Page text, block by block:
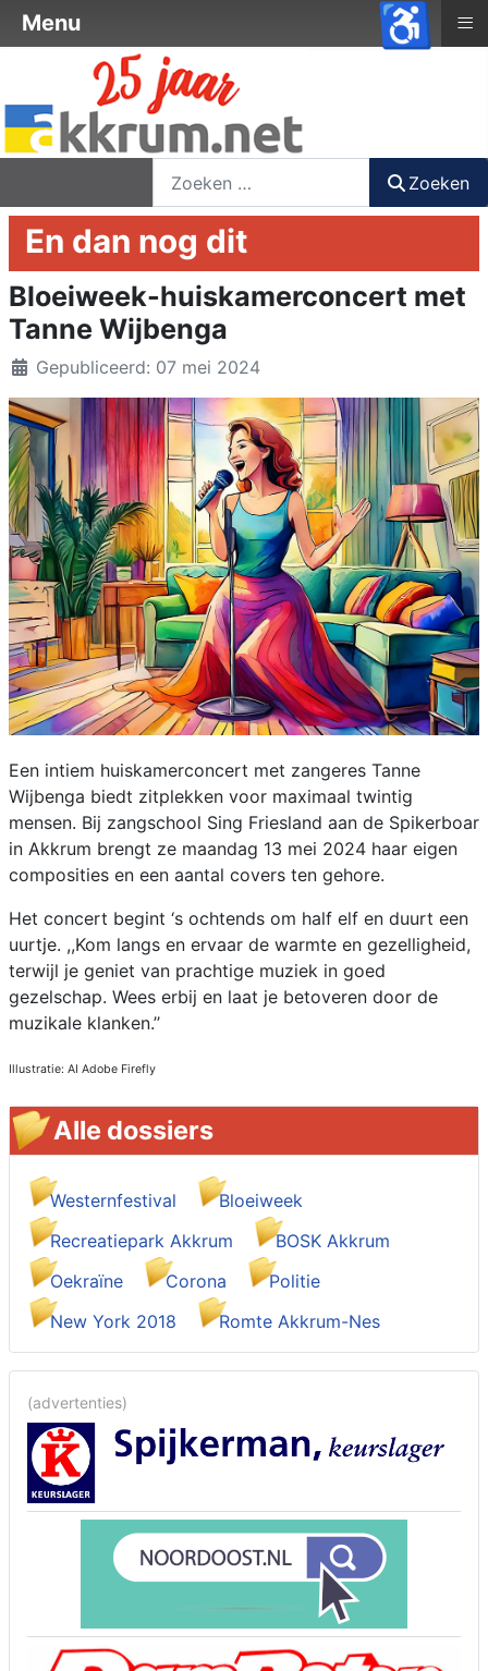
Zoeken
En dan nog dit
Bloeiweek-huiskamerconcert met
Tanne Wijbenga
DetailsGepubliceerd: 07 mei 2024
Een intiem huiskamerconcert met zangeres Tanne
Wijbenga biedt zitplekken voor maximaal twintig
mensen. Bij zangschool Sing Friesland aan de Spikerboar
in Akkrum brengt ze maandag 13 mei 2024 haar eigen
composities en een aantal covers ten gehore.
Het concert begint ‘s ochtends om half elf en duurt een
uurtje. ,,Kom langs en ervaar de warmte en gezelligheid,
terwijl je geniet van prachtige muziek in goed
gezelschap. Wees erbij en laat je betoveren door de
muzikale klanken.’’
Illustratie: AI Adobe Firefly
Alle dossiers
Westernfestival
Bloeiweek
Recreatiepark Akkrum
BOSK Akkrum
Oekraïne
Corona
Politie
New York 2018
Romte Akkrum-Nes
(advertenties)
Menu ≡
♿